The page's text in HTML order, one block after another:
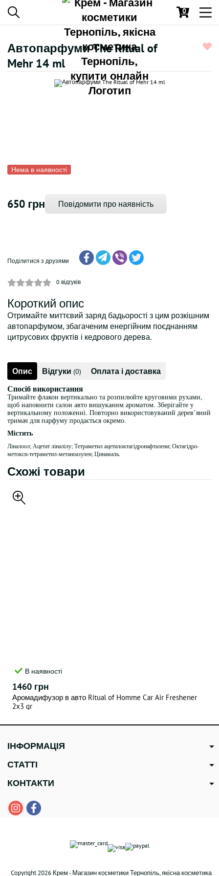
0
Автопарфуми The Ritual of
Mehr 14 ml
Нема в наявності
650 грн Повідомити про наявність
Поділитися з друзями
0 відгуків
Короткий опис
Отримайте миттєвий заряд бадьорості з цим розкішним
автопарфумом, збагаченим енергійним поєднанням
цитрусових фруктів і кедрового дерева.
Опис Відгуки (0) Оплата і доставка
Спосіб використання
Тримайте флакон вертикально та розпилюйте круговими рухами,
щоб наповнити салон авто вишуканим ароматом. Зберігайте у
вертикальному положенні. Повторно використовуваний дерев’яний
тримач для парфуму продається окремо.
Містить
Ліналоол; Ацетат ліналілу; Тетраметил ацетилоктагідронафталени; Октагідро-
метокси-тетраметил-метаноазулен; Цинамаль.
Схожі товари
В наявності
1460 грн
Аромадифузор в авто Ritual of Homme Car Air Freshener
2x3 gr
ІНФОРМАЦІЯ
СТАТТІ
КОНТАКТИ
Copyright 2026 Крем - Магазин косметики Тернопіль, якісна косметика